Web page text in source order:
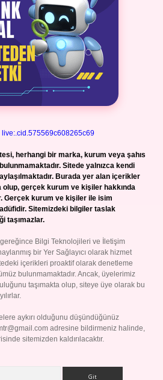
live:.cid.575569c608265c69
herhangi bir marka, kurum veya şahıs
Sitede yalnızca kendi
Burada yer alan içerikler
olup, gerçek kurum ve kişiler hakkında
Gerçek kurum ve kişiler ile isim
Sitemizdeki bilgiler taslak
taşımazlar.
Bilgi Teknolojileri ve İletişim
bir Yer Sağlayıcı olarak hizmet
içerikleri proaktif olarak denetleme
bulunmamaktadır. Ancak, üyelerimiz
taşımakta olup, siteye üye olarak bu
aykırı olduğunu düşündüğünüz
adresine bildirmeniz halinde,
sitemizden kaldırılacaktır.